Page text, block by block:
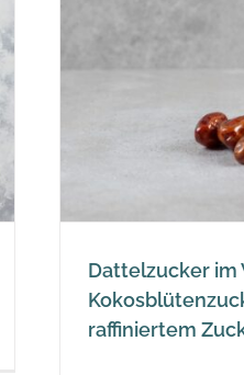
Dattelzucker im
raffiniertem